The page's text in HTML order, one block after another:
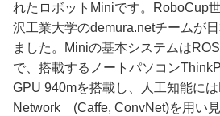
れたロボットMiniです。RoboCup
沢工業大学のdemura.netチームが
ました。Miniの基本システムは
で、搭載するノートパソコン
GPU 940mを搭載し、人工知能に
Network (Caffe, ConvNet)を用い